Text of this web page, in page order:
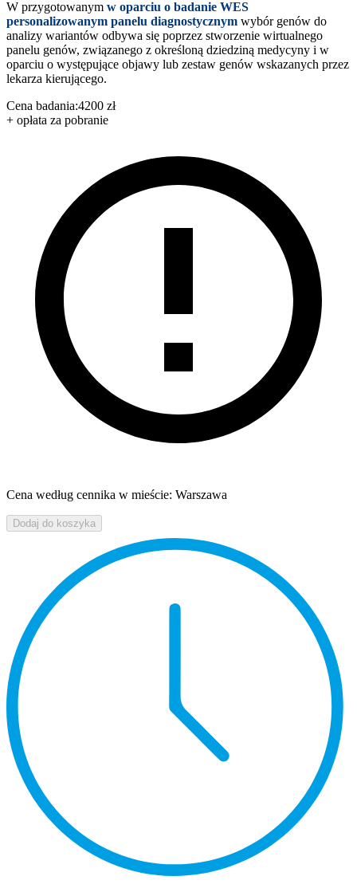
W przygotowanym w oparciu o badanie WES
personalizowanym panelu diagnostycznym wybór genów do
analizy wariantów odbywa się poprzez stworzenie wirtualnego
panelu genów, związanego z określoną dziedziną medycyny i w
oparciu o występujące objawy lub zestaw genów wskazanych przez
lekarza kierującego.
Cena badania:4200 zł
+ opłata za pobranie
Cena według cennika w mieście: Warszawa
Dodaj do koszyka